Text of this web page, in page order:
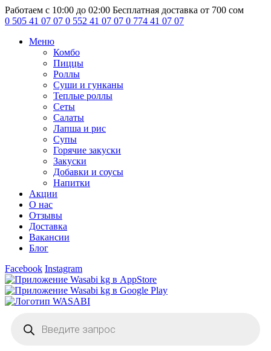
Работаем с 10:00 до 02:00 Бесплатная доставка от 700 сом
0 505 41 07 07 0 552 41 07 07 0 774 41 07 07
Меню
Комбо
Пиццы
Роллы
Суши и гунканы
Теплые роллы
Сеты
Салаты
Лапша и рис
Супы
Горячие закуски
Закуски
Добавки и соусы
Напитки
Акции
О нас
Отзывы
Доставка
Вакансии
Блог
Facebook Instagram
товаров